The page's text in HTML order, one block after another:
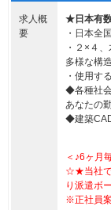
求人概
要
★日本有
・日本全
・２×４
多様な構
・使用す
◆各種社
あなたの
◆建築
＜♪6ヶ月
☆★当社で
り派遣ボ
※正社員